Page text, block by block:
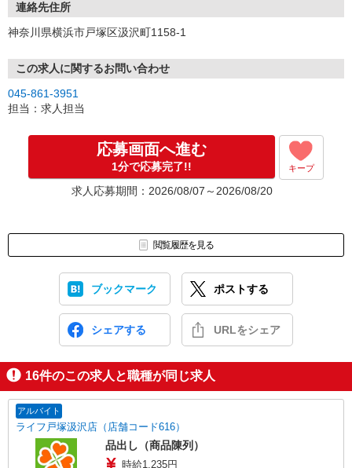
連絡先住所
神奈川県横浜市戸塚区汲沢町1158-1
この求人に関するお問い合わせ
045-861-3951
担当：求人担当
応募画面へ進む
1分で応募完了!! キープ
求人応募期間：2026/08/07～2026/08/20
閲覧履歴を見る
ブックマーク ポストする
シェアする URLをシェア
16件のこの求人と職種が同じ求人
アルバイト
ライフ戸塚汲沢店（店舗コード616）
品出し（商品陳列）
時給1,235円